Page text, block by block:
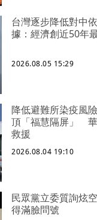
台灣逐步降低對中
據：經濟創近50年
2026.08.05 15:29
降低避難所染疫風
頂「福慧隔屏」
救援
2026.08.04 19:10
民眾黨立委質詢炫
得滿臉問號